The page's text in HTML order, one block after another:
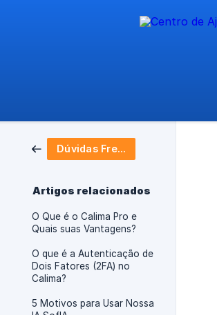
Dúvidas Frequentes
Artigos relacionados
O Que é o Calima Pro e
Quais suas Vantagens?
O que é a Autenticação de
Dois Fatores (2FA) no
Calima?
5 Motivos para Usar Nossa